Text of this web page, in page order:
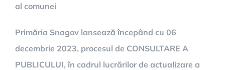
al comunei
Primăria Snagov lansează începând cu 06
decembrie 2023, procesul de CONSULTARE A
PUBLICULUI, în cadrul lucrărilor de actualizare a